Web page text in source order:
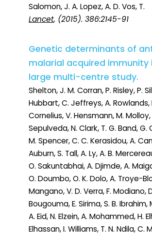
Salomon, J. A. Lopez, A. D. Vos, T.
Lancet, (2015). 386:2145-91
Genetic determinants of
malarial acquired immunity
large multi-centre study.
Shelton, J. M. Corran, P. Risley, P.
Hubbart, C. Jeffreys, A. Rowlands,
Cornelius, V. Hensmann, M. Molloy,
Sepulveda, N. Clark, T. G. Band, G.
M. Spencer, C. C. Kerasidou, A.
Auburn, S. Tall, A. Ly, A. B.
O. Sakuntabhai, A. Djimde, A.
O. Doumbo, O. K. Dolo, A. Troye-
Mangano, V. D. Verra, F. Modiano,
Bougouma, E. Sirima, S. B. Ibrahim,
A. Eid, N. Elzein, A. Mohammed, H.
Elhassan, I. Williams, T. N. Ndila, C.